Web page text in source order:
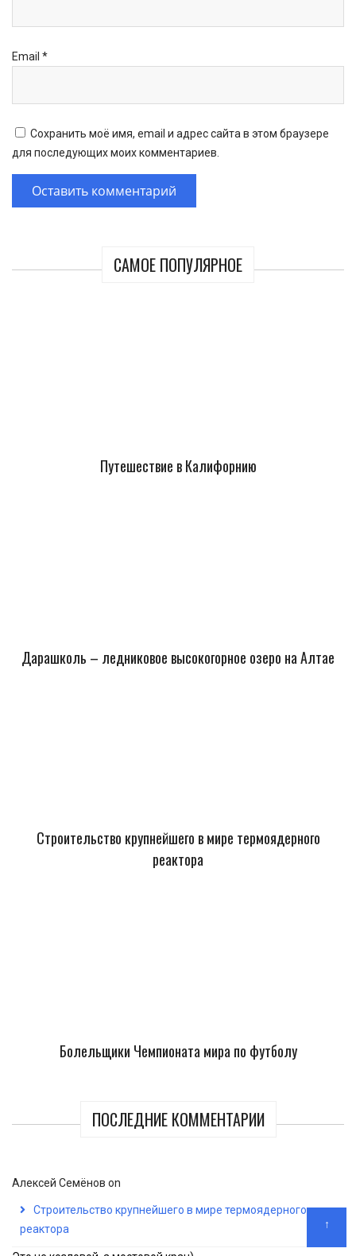
САМОЕ ПОПУЛЯРНОЕ
Путешествие в Калифорнию
Дарашколь – ледниковое высокогорное озеро на Алтае
Строительство крупнейшего в мире термоядерного
реактора
Болельщики Чемпионата мира по футболу
ПОСЛЕДНИЕ КОММЕНТАРИИ
Алексей Семёнов on
Строительство крупнейшего в мире термоядерного
реактора
Email *
Сохранить моё имя, email и адрес сайта в этом браузере
для последующих моих комментариев.
↑